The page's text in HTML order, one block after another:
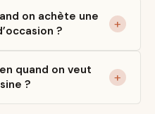
on achète une
?
quand on veut
?